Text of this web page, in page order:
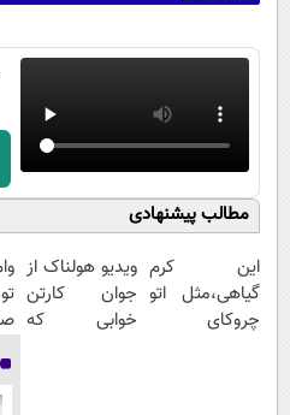
مطالب پیشنهادی
این کرم
گیاهی،مثل اتو
چروکای
ویدیو هولناک از
جوان کارتن
خوابی که